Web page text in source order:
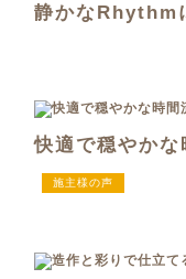
静かなRhythm
快適で穏やか
施主様の声